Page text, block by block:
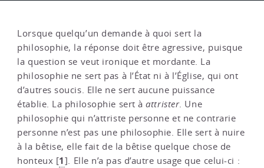
Lorsque quelqu’un demande à quoi sert la
philosophie, la réponse doit être agressive, puisque
la question se veut ironique et mordante. La
philosophie ne sert pas à l’État ni à l’Église, qui ont
d’autres soucis. Elle ne sert aucune puissance
établie. La philosophie sert àattrister. Une
philosophie qui n’attriste personne et ne contrarie
personne n’est pas une philosophie. Elle sert à nuire
à la bêtise, elle fait de la bêtise quelque chose de
honteux [1]. Elle n’a pas d’autre usage que celui-ci :